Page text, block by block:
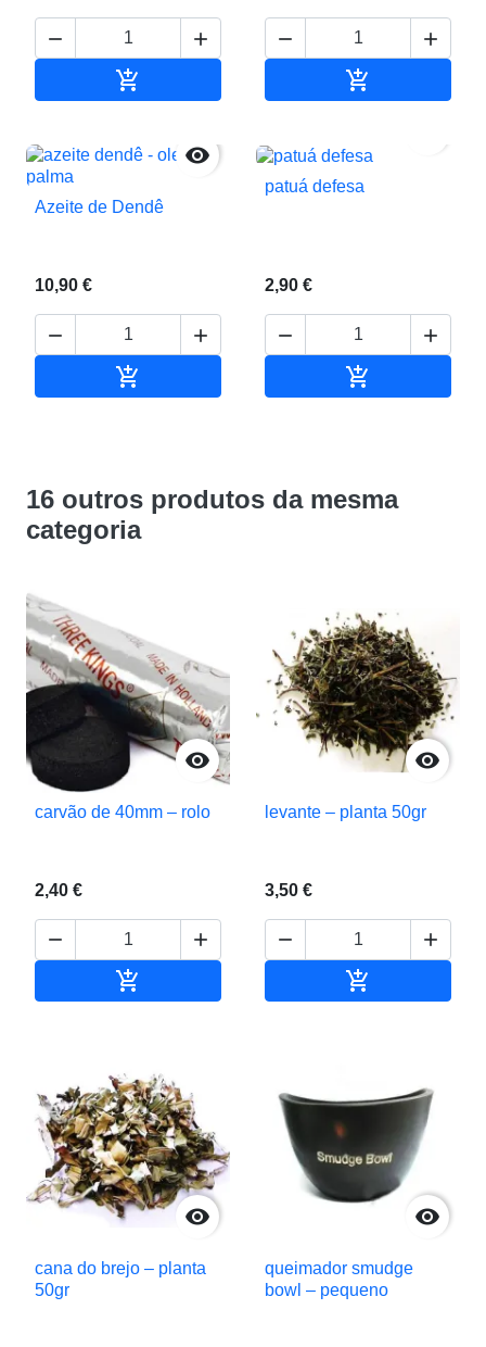
 

 


Azeite de Dendê
10,90 €
 

patuá defesa
2,90 €
 

16 outros produtos da mesma
categoria

carvão de 40mm – rolo
2,40 €
 


levante – planta 50gr
3,50 €
 


cana do brejo – planta
50gr

queimador smudge
bowl – pequeno